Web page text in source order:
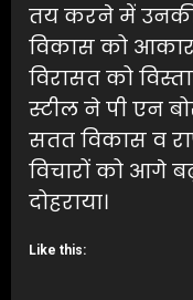
तय करने में
विकास को आकार
विरासत को
स्टील ने पी एन
सतत विकास व
विचारों को आगे
दोहराया।
Like this: